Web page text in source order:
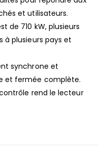
et utilisateurs.
de 710 kW, plusieurs
à plusieurs pays et
synchrone et
et fermée complète.
rend le lecteur